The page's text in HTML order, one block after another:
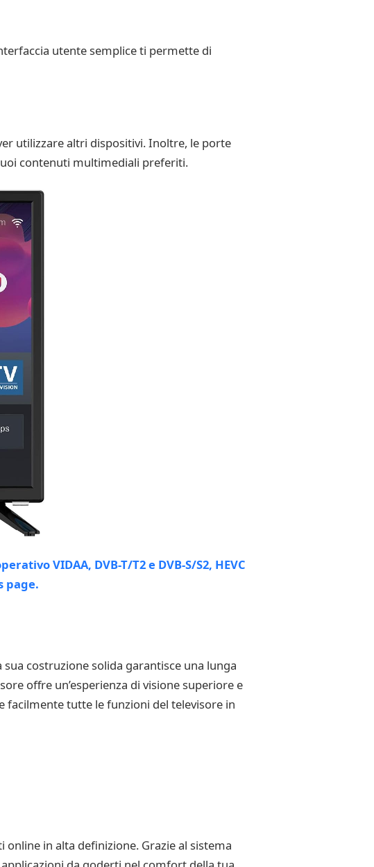
utente semplice ti permette di
utilizzare altri dispositivi. Inoltre, le porte
contenuti multimediali preferiti.
costruzione solida garantisce una lunga
offre un’esperienza di visione superiore e
facilmente tutte le funzioni del televisore in
in alta definizione. Grazie al sistema